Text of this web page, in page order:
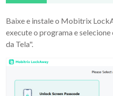
Baixe e instale o Mobitrix
execute o programa e
da Tela".